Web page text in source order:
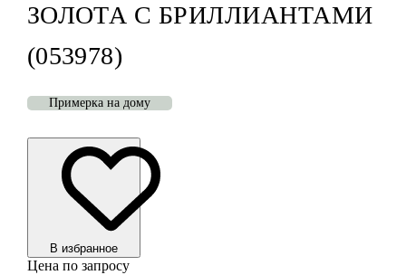
ЗОЛОТА С БРИЛЛИАНТАМИ
(053978)
Примерка на дому
В избранноe
Цена по запросу